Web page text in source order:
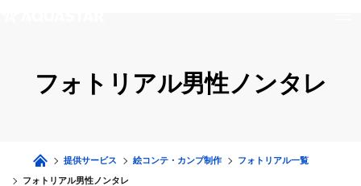
フォトリアル男性ノンタレ
提供サービス 絵コンテ・カンプ制作 フォトリアル一覧
フォトリアル男性ノンタレ